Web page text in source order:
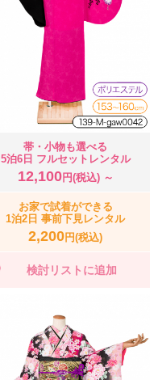
帯・小物も選べる
5泊6日 フルセットレンタル
12,100円(税込) ～
お家で試着ができる
1泊2日 事前下見レンタル
2,200円(税込)